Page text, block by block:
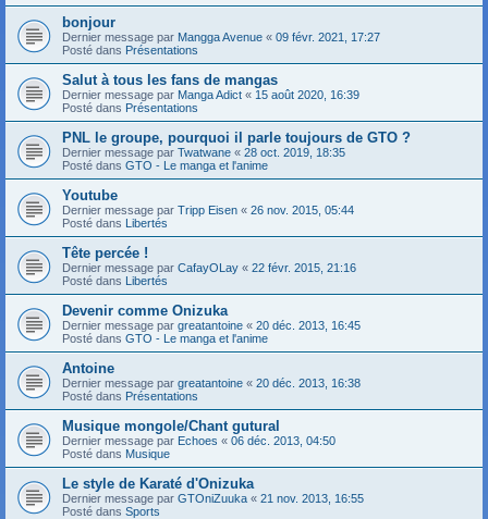
bonjour
Dernier message par Mangga Avenue « 09 févr. 2021, 17:27
Posté dans Présentations
Salut à tous les fans de mangas
Dernier message par Manga Adict « 15 août 2020, 16:39
Posté dans Présentations
PNL le groupe, pourquoi il parle toujours de GTO ?
Dernier message par Twatwane « 28 oct. 2019, 18:35
Posté dans GTO - Le manga et l'anime
Youtube
Dernier message par Tripp Eisen « 26 nov. 2015, 05:44
Posté dans Libertés
Tête percée !
Dernier message par CafayOLay « 22 févr. 2015, 21:16
Posté dans Libertés
Devenir comme Onizuka
Dernier message par greatantoine « 20 déc. 2013, 16:45
Posté dans GTO - Le manga et l'anime
Antoine
Dernier message par greatantoine « 20 déc. 2013, 16:38
Posté dans Présentations
Musique mongole/Chant gutural
Dernier message par Echoes « 06 déc. 2013, 04:50
Posté dans Musique
Le style de Karaté d'Onizuka
Dernier message par GTOniZuuka « 21 nov. 2013, 16:55
Posté dans Sports